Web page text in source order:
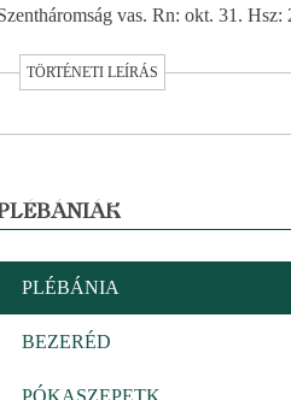
vas. Rn: okt. 31. Hsz:
TÖRTÉNETI LEÍRÁS
PLÉBÁNIA
BEZERÉD
PÓKASZEPETK